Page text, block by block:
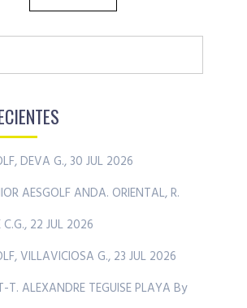
DEVA G., 30 JUL 2026
AESGOLF ANDA. ORIENTAL, R.
22 JUL 2026
VILLAVICIOSA G., 23 JUL 2026
T. ALEXANDRE TEGUISE PLAYA By